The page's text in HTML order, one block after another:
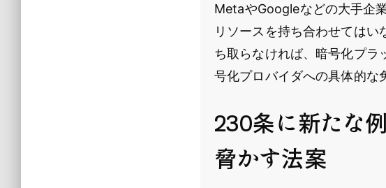
MetaやGoogleなどの大手企
リソースを持ち合わせては
ち取らなければ、暗号化プラ
号化プロバイダへの具体的な
230条に新たな
脅かす法案